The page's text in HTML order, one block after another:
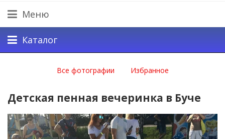
Меню
Каталог
Все фотографии Избранное
Детская пенная вечеринка в Буче